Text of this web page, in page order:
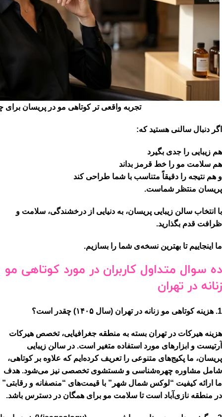
تجربه واقعی تر کوتاهی مو در پریسان
اگر دنبال سالنی هستید که:
هم زیبایی را جدی بگیرد
هم سلامت مو را خط قرمز بداند
و هم نتیجه را دقیقاً متناسب با شما طراحی کند
پریسان منتظر شماست.
با انتخاب سالن زیبایی پریسان، به دنیایی از درخشندگی، سلامت و
ظرافت قدم بگذارید.
ما اینجاییم تا بهترین نسخه‌ی شما را بسازیم.
ده سوال متداول کاربران در مورد کوتاهی مو
زنانه در تهران
1. هزینه کوتاهی مو زنانه در تهران (سال ۱۴۰۵) چقدر است؟
هزینه هیرکات در تهران بسته به منطقه جغرافیایی، تخصص هیرکات
آرتیست و ابزارهای مورد استفاده متغیر است. در سالن زیبایی
پریسان، ما پکیج‌های متنوعی را تعریف کرده‌ایم که علاوه بر کوتاهی،
شامل مشاوره چهره‌شناسی و شستشوی تخصصی نیز می‌شود. هدف
ما ارائه کیفیت “لوکس شمال شهر” با قیمت‌های “منصفانه و رقابتی”
در منطقه نازی‌آباد است تا سلامت مو برای همگان در دسترس باشد.